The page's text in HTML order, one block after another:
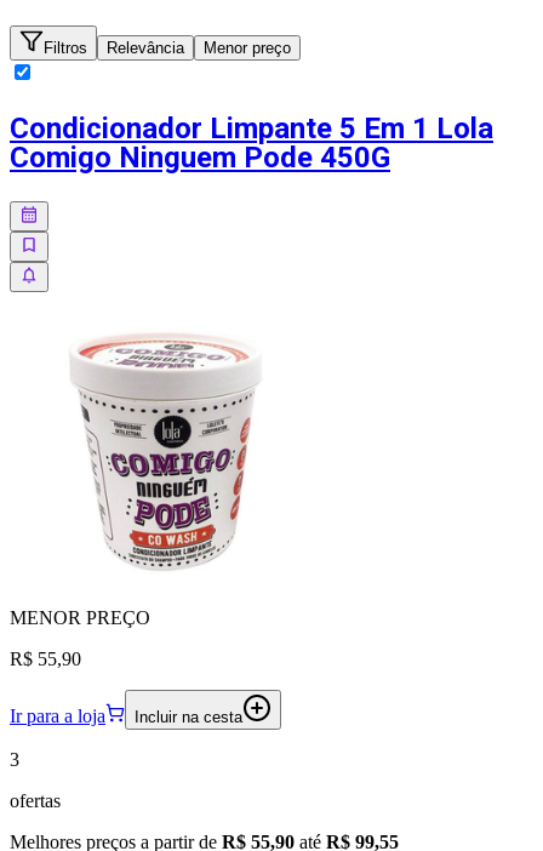
Filtros Relevância Menor preço
Condicionador Limpante 5 Em 1 Lola
Comigo Ninguem Pode 450G
MENOR PREÇO
R$ 55,90
Ir para a loja Incluir na cesta
3
ofertas
Melhores preços a partir de R$ 55,90 até R$ 99,55